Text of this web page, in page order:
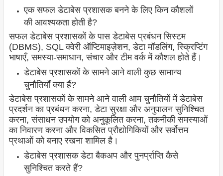
एक सफल डेटाबेस प्रशासक बनने के लिए किन कौशलों
की आवश्यकता होती है?
सफल डेटाबेस प्रशासकों के पास डेटाबेस प्रबंधन सिस्टम
(DBMS), SQL क्वेरी ऑप्टिमाइज़ेशन, डेटा मॉडलिंग, स्क्रिप्टिंग
भाषाएँ, समस्या-समाधान, संचार और टीम वर्क में कौशल होते हैं।
डेटाबेस प्रशासकों के सामने आने वाली कुछ सामान्य
चुनौतियाँ क्या हैं?
डेटाबेस प्रशासकों के सामने आने वाली आम चुनौतियों में डेटाबेस
प्रदर्शन का प्रबंधन करना, डेटा सुरक्षा और अनुपालन सुनिश्चित
करना, संसाधन उपयोग को अनुकूलित करना, तकनीकी समस्याओं
का निवारण करना और विकसित प्रौद्योगिकियों और सर्वोत्तम
प्रथाओं को बनाए रखना शामिल है।
डेटाबेस प्रशासक डेटा बैकअप और पुनर्प्राप्ति कैसे
सुनिश्चित करते हैं?